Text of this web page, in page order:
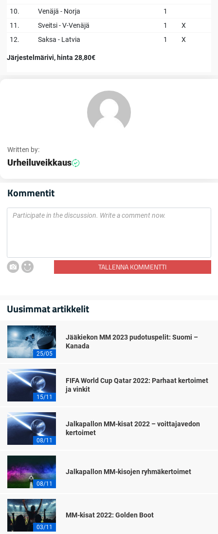
10.
Venäjä - Norja
1
11.
Sveitsi - V-Venäjä 1
X
12.
Saksa - Latvia 1 X
Järjestelmärivi, hinta 28,80€
Written by:
Urheiluveikkaus
Kommentit
TALLENNA KOMMENTTI
Uusimmat artikkelit
25/05
Jääkiekon MM 2023 pudotuspelit: Suomi –
Kanada
15/11
FIFA World Cup Qatar 2022: Parhaat kertoimet
ja vinkit
08/11
Jalkapallon MM-kisat 2022 – voittajavedon
kertoimet
08/11
Jalkapallon MM-kisojen ryhmäkertoimet
03/11
MM-kisat 2022: Golden Boot